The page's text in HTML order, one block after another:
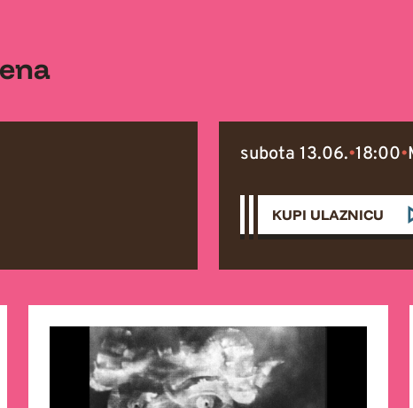
subota 13.06.•18:00•
KUPI ULAZNICU